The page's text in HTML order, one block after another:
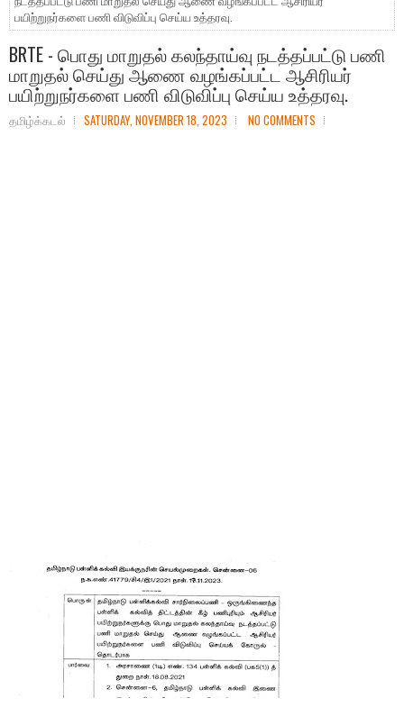
பயிற்றுநர்களை பணி விடுவிப்பு செய்ய உத்தரவு.
BRTE - பொது மாறுதல் கலந்தாய்வு நடத்தப்பட்டு பணி
மாறுதல் செய்து ஆணை வழங்கப்பட்ட ஆசிரியர்
பயிற்றுநர்களை பணி விடுவிப்பு செய்ய உத்தரவு.
தமிழ்க்கடல் SATURDAY, NOVEMBER 18, 2023 NO COMMENTS